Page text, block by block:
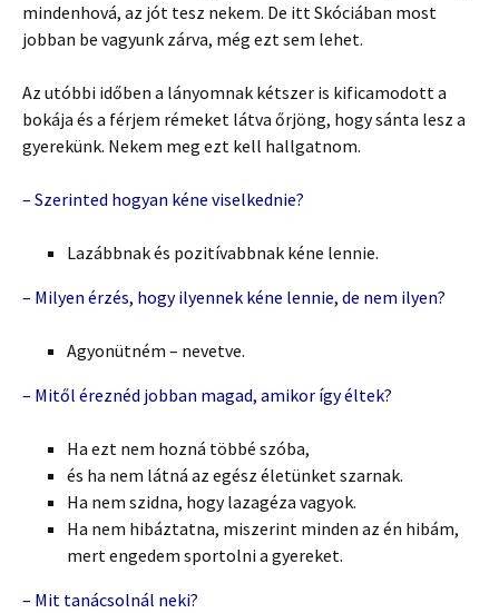
mindenhová, az jót tesz nekem. De itt Skóciában most
jobban be vagyunk zárva, még ezt sem lehet.
Az utóbbi időben a lányomnak kétszer is kificamodott a
bokája és a férjem rémeket látva őrjöng, hogy sánta lesz a
gyerekünk. Nekem meg ezt kell hallgatnom.
– Szerinted hogyan kéne viselkednie?
Lazábbnak és pozitívabbnak kéne lennie.
– Milyen érzés, hogy ilyennek kéne lennie, de nem ilyen?
Agyonütném – nevetve.
– Mitől éreznéd jobban magad, amikor így éltek?
Ha ezt nem hozná többé szóba,
és ha nem látná az egész életünket szarnak.
Ha nem szidna, hogy lazagéza vagyok.
Ha nem hibáztatna, miszerint minden az én hibám,
mert engedem sportolni a gyereket.
– Mit tanácsolnál neki?